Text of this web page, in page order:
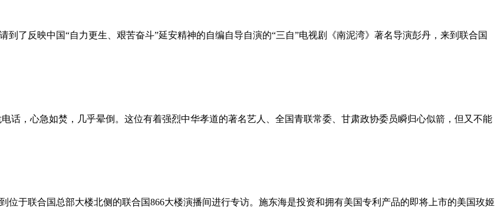
了反映中国“自力更生、艰苦奋斗”延安精神的自编自导自演的“三自”电视剧《南泥湾》著名导演彭丹，来到联合国
话，心急如焚，几乎晕倒。这位有着强烈中华孝道的著名艺人、全国青联常委、甘肃政协委员瞬归心似箭，但又不能
于联合国总部大楼北侧的联合国866大楼演播间进行专访。施东海是投资和拥有美国专利产品的即将上市的美国玫姬